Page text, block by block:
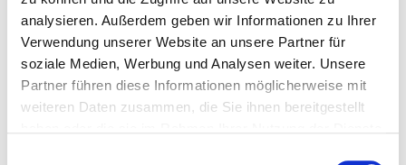
analysieren. Außerdem geben wir Informationen zu Ihrer
Verwendung unserer Website an unsere Partner für
soziale Medien, Werbung und Analysen weiter. Unsere
Partner führen diese Informationen möglicherweise mit
weiteren Daten zusammen, die Sie ihnen bereitgestellt
Wunschliste
Mehr Infos Technische Daten